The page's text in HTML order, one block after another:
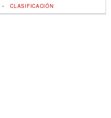
-CLASIFICACIÓN